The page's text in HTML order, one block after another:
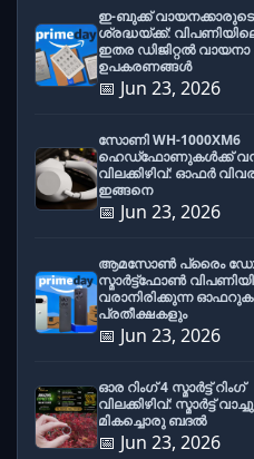
ഇ-ബുക്ക് വായനക്കാരുടെ
ശ്രദ്ധയ്ക്ക്: വിപണിയിലെ
ഇതര ഡിജിറ്റൽ വായനാ
ഉപകരണങ്ങൾ
📅 Jun 23, 2026
സോണി WH-1000XM6
ഹെഡ്‌ഫോണുകൾക്ക്
വിലക്കിഴിവ്: ഓഫർ
ഇങ്ങനെ
📅 Jun 23, 2026
ആമസോൺ പ്രൈം ഡേ:
സ്മാർട്ട്ഫോൺ
വരാനിരിക്കുന്ന
പ്രതീക്ഷകളും
📅 Jun 23, 2026
ഓര റിംഗ് 4 സ്മാർട്ട് റിംഗ്
വിലക്കിഴിവ്: സ്മാർട്ട്
മികച്ചൊരു ബദൽ
📅 Jun 23, 2026